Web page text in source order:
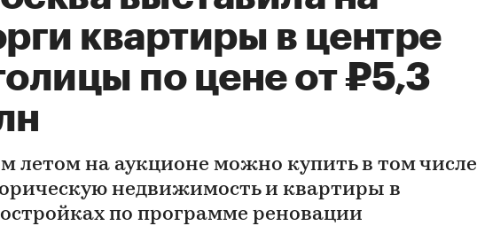
квартиры в центре
по цене от ₽5,3
летом на аукционе можно купить в том числе
недвижимость и квартиры в
по программе реновации